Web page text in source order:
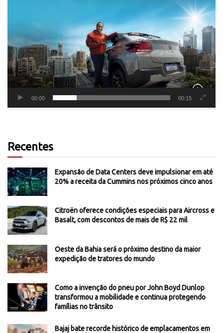
00:00 00:15
Recentes
Expansão de Data Centers deve impulsionar em até
20% a receita da Cummins nos próximos cinco anos
Citroën oferece condições especiais para Aircross e
Basalt, com descontos de mais de R$ 22 mil
Oeste da Bahia será o próximo destino da maior
expedição de tratores do mundo
Como a invenção do pneu por John Boyd Dunlop
transformou a mobilidade e continua protegendo
famílias no trânsito
Bajaj bate recorde histórico de emplacamentos em